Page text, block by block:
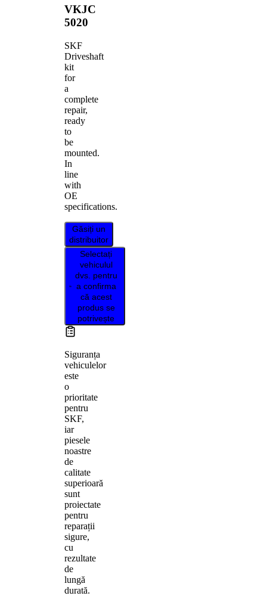
VKJC
5020
SKF
Driveshaft
kit
for
a
complete
repair,
ready
to
be
mounted.
In
line
with
OE
specifications.
Găsiți un
distribuitor
Selectați
vehiculul
dvs. pentru
a confirma
că acest
produs se
potrivește
Siguranța
vehiculelor
este
o
prioritate
pentru
SKF,
iar
piesele
noastre
de
calitate
superioară
sunt
proiectate
pentru
reparații
sigure,
cu
rezultate
de
lungă
durată.